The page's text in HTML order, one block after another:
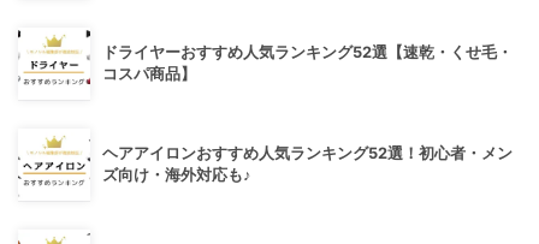
ドライヤーおすすめ人気ランキング52選【速乾・くせ毛・
コスパ商品】
ヘアアイロンおすすめ人気ランキング52選！初心者・メン
ズ向け・海外対応も♪